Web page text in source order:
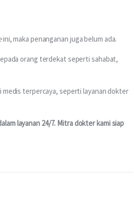
ini, maka penanganan juga belum ada.
orang terdekat seperti sahabat,
medis terpercaya, seperti layanan dokter
layanan 24/7. Mitra dokter kami siap